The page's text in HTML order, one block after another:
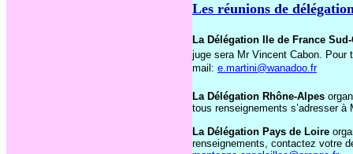
Les réunions de
La Délégation Ile de France
juge sera Mr Vincent Cabon. Pour
mail: e.martini@wanadoo.fr
La Délégation Rhône-Alpes
tous renseignements s’adresser
La Délégation Pays de Loire
renseignements, contactez votre